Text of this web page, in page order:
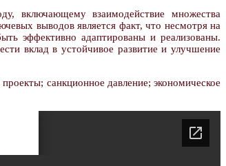
включающему взаимодействие множества
выводов является факт, что несмотря на
эффективно адаптированы и реализованы.
вклад в устойчивое развитие и улучшение
санкционное давление; экономическое